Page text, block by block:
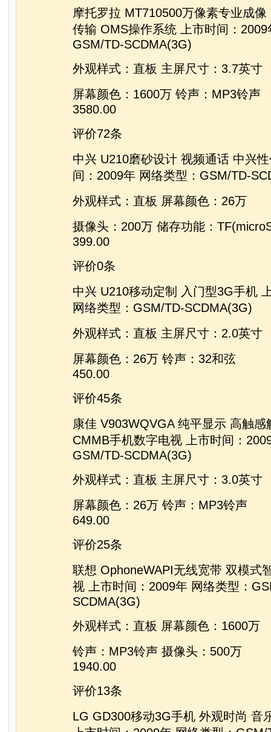
摩托罗拉 MT710500万像素专业成
传输 OMS操作系统 上市时间：
GSM/TD-SCDMA(3G)
外观样式：直板 主屏尺寸：3.7英寸
屏幕颜色：1600万 铃声：MP3铃声
3580.00
评价72条
中兴 U210磨砂设计 视频通话 中兴
间：2009年 网络类型：GSM/TD-
外观样式：直板 屏幕颜色：26万
摄像头：200万 储存功能：
399.00
评价0条
中兴 U210移动定制 入门型3G手机
网络类型：GSM/TD-SCDMA(3G)
外观样式：直板 主屏尺寸：2.0英寸
屏幕颜色：26万 铃声：32和弦
450.00
评价45条
康佳 V903WQVGA 纯平显示 高触感
CMMB手机数字电视 上市时间：
GSM/TD-SCDMA(3G)
外观样式：直板 主屏尺寸：3.0英寸
屏幕颜色：26万 铃声：MP3铃声
649.00
评价25条
联想 OphoneWAPI无线宽带 双模式
视 上市时间：2009年 网络类型：
SCDMA(3G)
外观样式：直板 屏幕颜色：1600万
铃声：MP3铃声 摄像头：500万
1940.00
评价13条
LG GD300移动3G手机 外观时尚 音